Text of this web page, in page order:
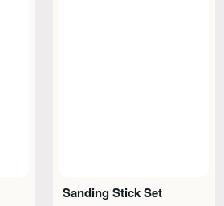
Sanding Stick Set